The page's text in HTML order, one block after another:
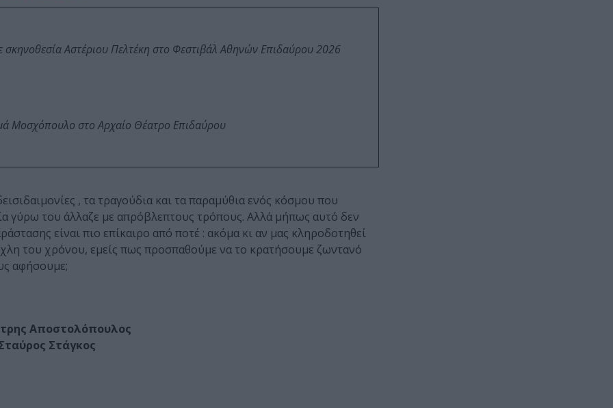
σκηνοθεσία Αστέριου Πελτέκη στο Φεστιβάλ Αθηνών Επιδαύρου 2026
Μοσχόπουλο στο Αρχαίο Θέατρο Επιδαύρου
, τα τραγούδια και τα παραμύθια ενός κόσμου που
γύρω του άλλαζε με απρόβλεπτους τρόπους. Αλλά μήπως αυτό δεν
είναι πιο επίκαιρο από ποτέ : ακόμα κι αν μας κληροδοτηθεί
του χρόνου, εμείς πως προσπαθούμε να το κρατήσουμε ζωντανό
αφήσουμε;
Αποστολόπουλος
Στάγκος